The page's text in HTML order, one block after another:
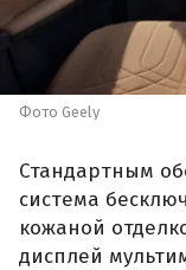
Фото Geely
Стандартным
система
кожаной
дисплей